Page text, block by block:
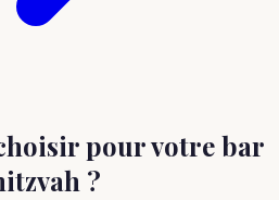
pour votre bar
?